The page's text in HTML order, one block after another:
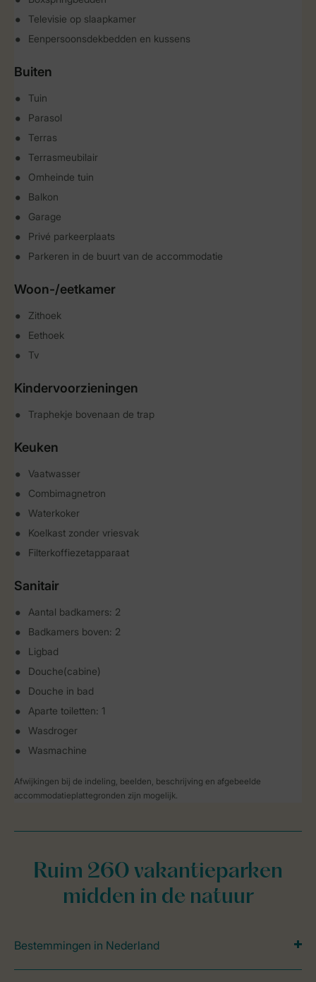
Televisie op slaapkamer
Eenpersoonsdekbedden en kussens
Buiten
Tuin
Parasol
Terras
Terrasmeubilair
Omheinde tuin
Balkon
Garage
Privé parkeerplaats
Parkeren in de buurt van de accommodatie
Woon-/eetkamer
Zithoek
Eethoek
Tv
Kindervoorzieningen
Traphekje bovenaan de trap
Keuken
Vaatwasser
Combimagnetron
Waterkoker
Koelkast zonder vriesvak
Filterkoffiezetapparaat
Sanitair
Aantal badkamers: 2
Badkamers boven: 2
Ligbad
Douche(cabine)
Douche in bad
Aparte toiletten: 1
Wasdroger
Wasmachine
Afwijkingen bij de indeling, beelden, beschrijving en afgebeelde
accommodatieplattegronden zijn mogelijk.
Ruim 260 vakantieparken
midden in de natuur
Bestemmingen in Nederland